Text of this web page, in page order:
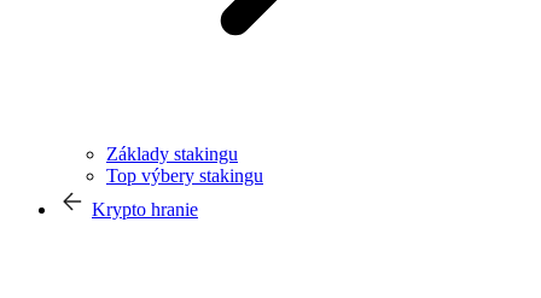
Základy stakingu
Top výbery stakingu
Krypto hranie